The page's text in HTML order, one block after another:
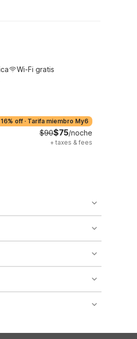
Wi-Fi gratis
16% off · Tarifa miembro My6
$90$75/noche
+ taxes & fees
additional charges.
policies and any